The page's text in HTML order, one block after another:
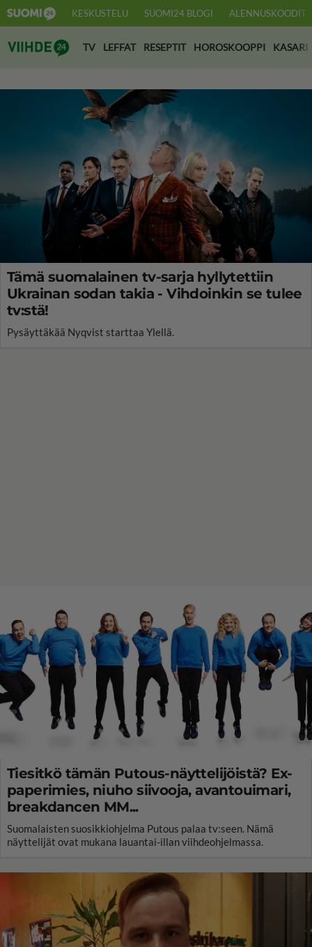
KESKUSTELU SUOMI24 BLOGI ALENNUSKOODIT
Suomi24 Viihde
TV LEFFAT RESEPTIT HOROSKOOPPI KASARI
Tämä suomalainen tv-sarja hyllytettiin
Ukrainan sodan takia - Vihdoinkin se tulee
tv:stä!
Pysäyttäkää Nyqvist starttaa Ylellä.
Tiesitkö tämän Putous-näyttelijöistä? Ex-
paperimies, niuho siivooja, avantouimari,
breakdancen MM...
Suomalaisten suosikkiohjelma Putous palaa tv:seen. Nämä
näyttelijät ovat mukana lauantai-illan viihdeohjelmassa.